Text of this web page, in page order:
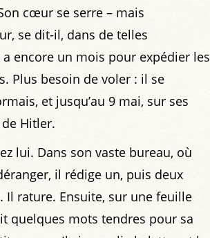
cœur se serre – mais
se dit-il, dans de telles
a encore un mois pour expédier les
Plus besoin de voler : il se
et jusqu’au 9 mai, sur ses
Hitler.
lui. Dans son vaste bureau, où
il rédige un, puis deux
rature. Ensuite, sur une feuille
quelques mots tendres pour sa